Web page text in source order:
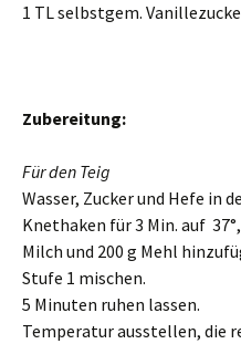
1 TL selbstgem.
Zubereitung:
Für den Teig
Wasser, Zucker und Hefe in
Knethaken für 3 Min. auf
Milch und 200 g Mehl
Stufe 1 mischen.
5 Minuten ruhen lassen.
Temperatur ausstellen, die